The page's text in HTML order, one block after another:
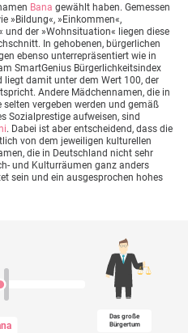
Bana gewählt haben. Gemessen
»Bildung«, »Einkommen«,
der »Wohnsituation« liegen diese
In gehobenen, bürgerlichen
ebenso unterrepräsentiert wie in
SmartGenius Bürgerlichkeitsindex
liegt damit unter dem Wert 100, der
Andere Mädchennamen, die in
vergeben werden und gemäß
Sozialprestige aufweisen, sind
. Dabei ist aber entscheidend, dass die
von dem jeweiligen kulturellen
die in Deutschland nicht sehr
und Kulturräumen ganz anders
sein und ein ausgesprochen hohes
Das große
Bürgertum